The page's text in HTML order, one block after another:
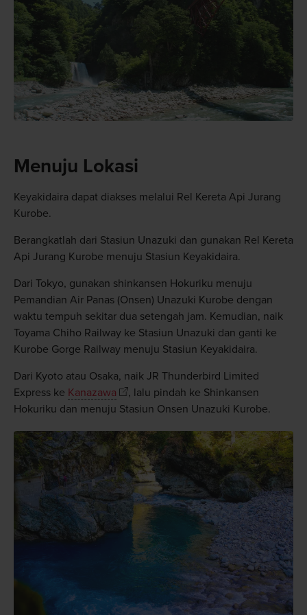
Menuju Lokasi
Keyakidaira dapat diakses melalui Rel Kereta Api Jurang
Kurobe.
Berangkatlah dari Stasiun Unazuki dan gunakan Rel Kereta
Api Jurang Kurobe menuju Stasiun Keyakidaira.
Dari Tokyo, gunakan shinkansen Hokuriku menuju
Pemandian Air Panas (Onsen) Unazuki Kurobe dengan
waktu tempuh sekitar dua setengah jam. Kemudian, naik
Toyama Chiho Railway ke Stasiun Unazuki dan ganti ke
Kurobe Gorge Railway menuju Stasiun Keyakidaira.
Dari Kyoto atau Osaka, naik JR Thunderbird Limited
Express ke Kanazawa
, lalu pindah ke Shinkansen
Hokuriku dan menuju Stasiun Onsen Unazuki Kurobe.